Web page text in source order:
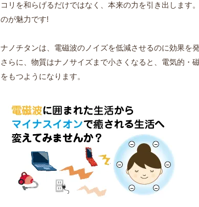
コリを和らげるだけではなく、本来の力を引き出します
のが魅力です!
ナノチタンは、電磁波のノイズを低減させるのに効果を発
さらに、物質はナノサイズまで小さくなると、電気的・
をもつようになります。